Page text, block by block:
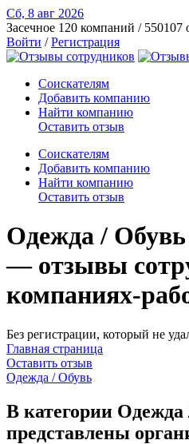
Сб, 8 авг 2026
Засечное 120 компаний / 550107
Войти /Регистрация
Соискателям
Добавить компанию
Найти компанию
Оставить отзыв
Соискателям
Добавить компанию
Найти компанию
Оставить отзыв
Одежда / Обувь
— отзывы
компаниях-
Без регистрации, который не
Главная страница
Оставить отзыв
Одежда / Обувь
В категории
представлены